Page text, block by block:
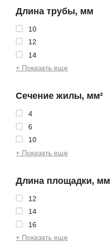
Длина трубы, мм
10
12
14
+ Показать еще
Сечение жилы, мм²
4
6
10
+ Показать еще
Длина площадки, мм
12
14
16
+ Показать еще